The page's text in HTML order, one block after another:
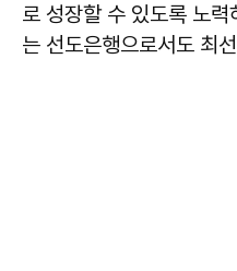
로 성장할 수 있도록 노
는 선도은행으로서도 최